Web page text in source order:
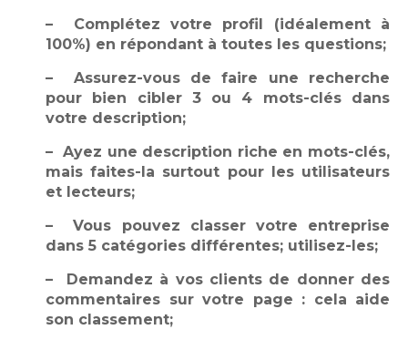
– Complétez votre profil (idéalement à
100%) en répondant à toutes les questions;
– Assurez-vous de faire une recherche
pour bien cibler 3 ou 4 mots-clés dans
votre description;
– Ayez une description riche en mots-clés,
mais faites-la surtout pour les utilisateurs
et lecteurs;
– Vous pouvez classer votre entreprise
dans 5 catégories différentes; utilisez-les;
– Demandez à vos clients de donner des
commentaires sur votre page : cela aide
son classement;